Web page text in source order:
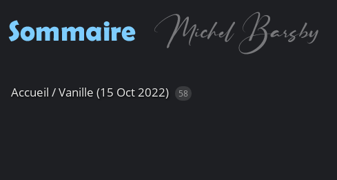
Accueil /Vanille (15 Oct 2022) 58